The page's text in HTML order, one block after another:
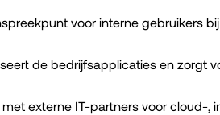
voor interne gebruikers
de bedrijfsapplicaties en zorgt
externe IT-partners voor cloud-,